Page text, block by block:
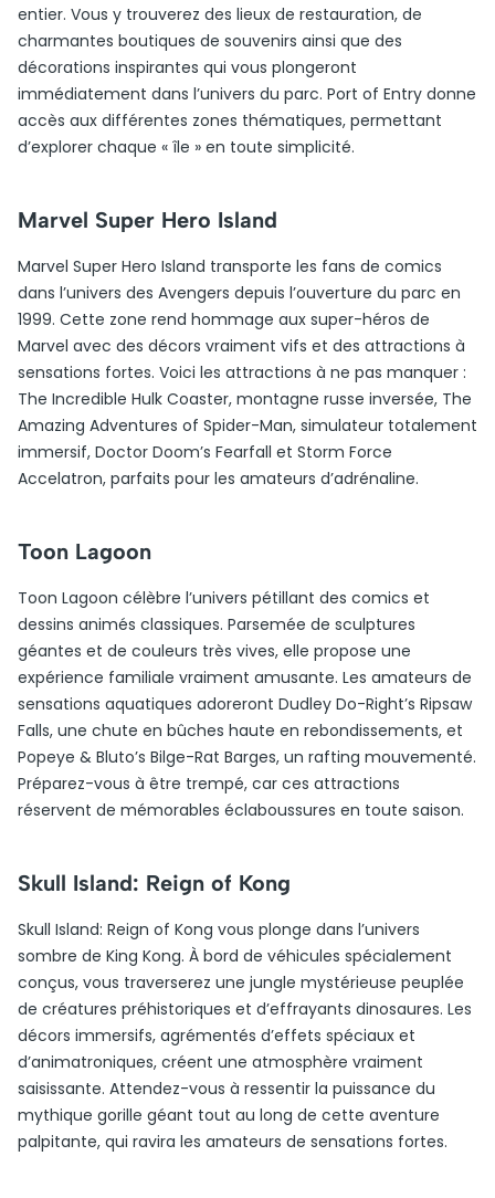
entier. Vous y trouverez des lieux de restauration, de
charmantes boutiques de souvenirs ainsi que des
décorations inspirantes qui vous plongeront
immédiatement dans l’univers du parc. Port of Entry donne
accès aux différentes zones thématiques, permettant
d’explorer chaque « île » en toute simplicité.
Marvel Super Hero Island
Marvel Super Hero Island transporte les fans de comics
dans l’univers des Avengers depuis l’ouverture du parc en
1999. Cette zone rend hommage aux super-héros de
Marvel avec des décors vraiment vifs et des attractions à
sensations fortes. Voici les attractions à ne pas manquer :
The Incredible Hulk Coaster, montagne russe inversée, The
Amazing Adventures of Spider-Man, simulateur totalement
immersif, Doctor Doom’s Fearfall et Storm Force
Accelatron, parfaits pour les amateurs d’adrénaline.
Toon Lagoon
Toon Lagoon célèbre l’univers pétillant des comics et
dessins animés classiques. Parsemée de sculptures
géantes et de couleurs très vives, elle propose une
expérience familiale vraiment amusante. Les amateurs de
sensations aquatiques adoreront Dudley Do-Right’s Ripsaw
Falls, une chute en bûches haute en rebondissements, et
Popeye & Bluto’s Bilge-Rat Barges, un rafting mouvementé.
Préparez-vous à être trempé, car ces attractions
réservent de mémorables éclaboussures en toute saison.
Skull Island: Reign of Kong
Skull Island: Reign of Kong vous plonge dans l’univers
sombre de King Kong. À bord de véhicules spécialement
conçus, vous traverserez une jungle mystérieuse peuplée
de créatures préhistoriques et d’effrayants dinosaures. Les
décors immersifs, agrémentés d’effets spéciaux et
d’animatroniques, créent une atmosphère vraiment
saisissante. Attendez-vous à ressentir la puissance du
mythique gorille géant tout au long de cette aventure
palpitante, qui ravira les amateurs de sensations fortes.